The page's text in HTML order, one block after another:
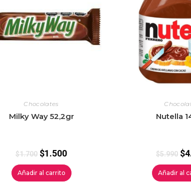
Chocolates
Milky Way 52,2gr
$1.700 $1.500
Añadir al carrito
Nutella
$5.990 $
Añadir al